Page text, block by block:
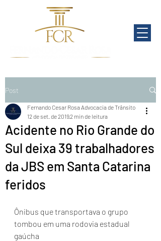
Post
Acidente no Rio Grande do
Sul deixa 39 trabalhadores
da JBS em Santa Catarina
feridos
Fernando Cesar Rosa Advocacia de Trânsito
12 de set. de 20192 min de leitura
Ônibus que transportava o grupo
tombou em uma rodovia estadual
gaúcha